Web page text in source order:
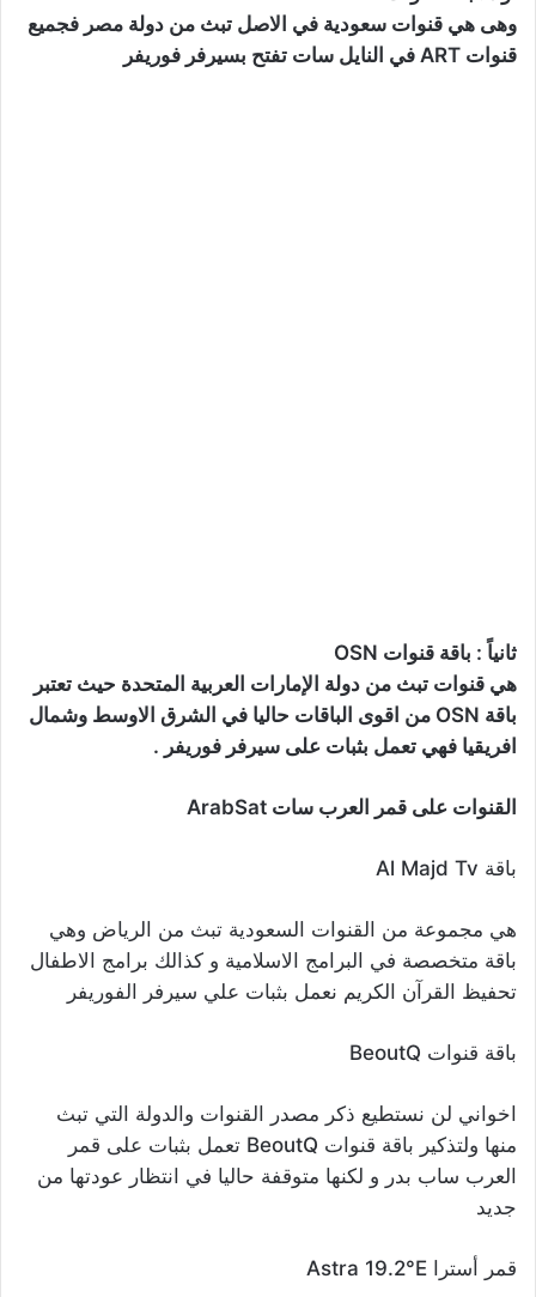
وهى هي قنوات سعودية في الاصل تبث من دولة مصر فجميع
قنوات ART في النايل سات تفتح بسيرفر فوريفر
ثانياً : باقة قنوات OSN
هي قنوات تبث من دولة الإمارات العربية المتحدة حيث تعتبر
باقة OSN من اقوى الباقات حاليا في الشرق الاوسط وشمال
افريقيا فهي تعمل بثبات على سيرفر فوريفر .
القنوات على قمر العرب سات ArabSat
باقة Al Majd Tv
هي مجموعة من القنوات السعودية تبث من الرياض وهي
باقة متخصصة في البرامج الاسلامية و كذالك برامج الاطفال
تحفيظ القرآن الكريم نعمل بثبات علي سيرفر الفوريفر
باقة قنوات BeoutQ
اخواني لن نستطيع ذكر مصدر القنوات والدولة التي تبث
منها ولتذكير باقة قنوات BeoutQ تعمل بثبات على قمر
العرب ساب بدر و لكنها متوقفة حاليا في انتظار عودتها من
جديد
قمر أسترا Astra 19.2°E